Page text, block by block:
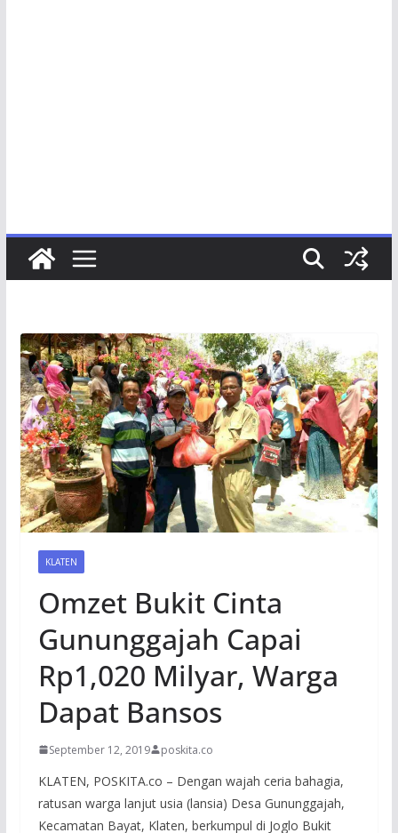
KLATEN
Omzet Bukit Cinta
Gununggajah Capai
Rp1,020 Milyar, Warga
Dapat Bansos
September 12, 2019 poskita.co
KLATEN, POSKITA.co – Dengan wajah ceria bahagia,
ratusan warga lanjut usia (lansia) Desa Gununggajah,
Kecamatan Bayat, Klaten, berkumpul di Joglo Bukit